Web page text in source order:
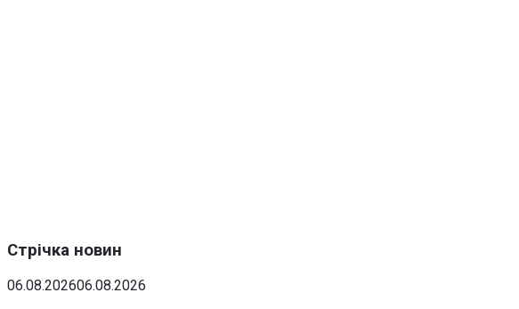
Стрічка новин
06.08.202606.08.2026